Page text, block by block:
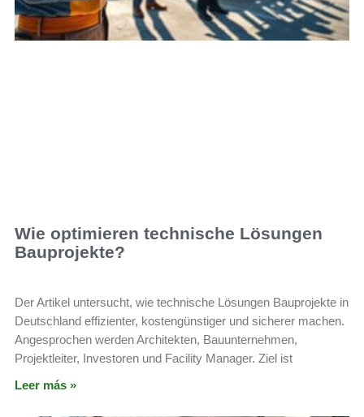
Wie optimieren technische Lösungen
Bauprojekte?
Der Artikel untersucht, wie technische Lösungen Bauprojekte in
Deutschland effizienter, kostengünstiger und sicherer machen.
Angesprochen werden Architekten, Bauunternehmen,
Projektleiter, Investoren und Facility Manager. Ziel ist
Leer más »